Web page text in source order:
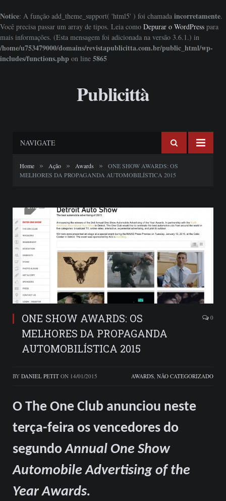
Notice: A função add_theme_support( 'html5' ) foi chamada incorretamente.
Você precisa passar um array de tipos. Leia como Depurar o WordPress para
mais informações. (Esta mensagem foi adicionada na versão 3.6.1.) in
/home/u753479000/domains/revistapublicitta.com.br/public_html/wp-
includes/functions.php on line 5865
Publicittà
NAVIGATE
Home » Ação » Awards »
ONE SHOW AWARDS: OS
MELHORES DA PROPAGANDA AUTOMOBILÍSTICA 2015
ONE SHOW AWARDS: OS
MELHORES DA PROPAGANDA
AUTOMOBILÍSTICA 2015
0
BY DANIEL PETIT ON 14/01/2015 AWARDS, NÃO CATEGORIZADO
O The One Club anunciou neste
terça-feira os vencedores do
segundoAnnual One Show
Automobile Advertising of the
Year Awards.